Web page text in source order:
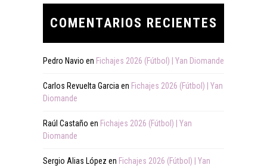
COMENTARIOS RECIENTES
Pedro Navio en Fichajes 2026 (Fútbol) | Yan Diomande
Carlos Revuelta Garcia en Fichajes 2026 (Fútbol) | Yan
Diomande
Raúl Castaño en Fichajes 2026 (Fútbol) | Yan
Diomande
Sergio Alias López en Fichajes 2026 (Fútbol) | Yan